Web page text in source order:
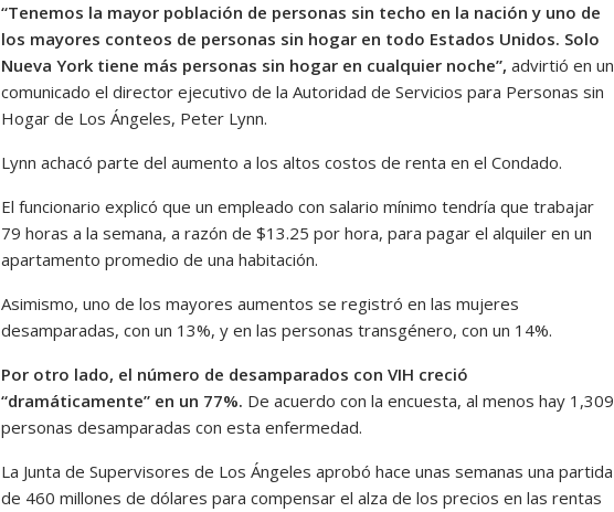
“Tenemos la mayor población de personas sin techo en la nación y uno de
los mayores conteos de personas sin hogar en todo Estados Unidos. Solo
Nueva York tiene más personas sin hogar en cualquier noche”, advirtió en un
comunicado el director ejecutivo de la Autoridad de Servicios para Personas sin
Hogar de Los Ángeles, Peter Lynn.
Lynn achacó parte del aumento a los altos costos de renta en el Condado.
El funcionario explicó que un empleado con salario mínimo tendría que trabajar
79 horas a la semana, a razón de $13.25 por hora, para pagar el alquiler en un
apartamento promedio de una habitación.
Asimismo, uno de los mayores aumentos se registró en las mujeres
desamparadas, con un 13%, y en las personas transgénero, con un 14%.
Por otro lado, el número de desamparados con VIH creció
“dramáticamente” en un 77%. De acuerdo con la encuesta, al menos hay 1,309
personas desamparadas con esta enfermedad.
La Junta de Supervisores de Los Ángeles aprobó hace unas semanas una partida
de 460 millones de dólares para compensar el alza de los precios en las rentas